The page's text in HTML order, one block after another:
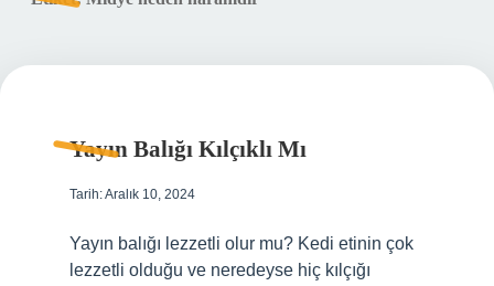
Yayın Balığı Kılçıklı Mı
Tarih: Aralık 10, 2024
Yayın balığı lezzetli olur mu? Kedi etinin çok
lezzetli olduğu ve neredeyse hiç kılçığı